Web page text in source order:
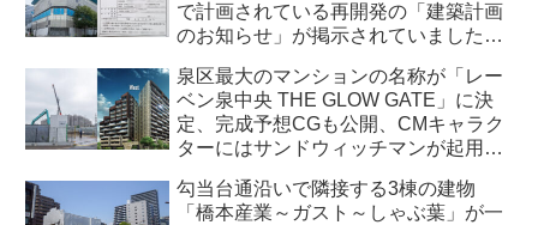
で計画されている再開発の「建築計画
のお知らせ」が掲示されていました・
泉区最大のマンションの名称が「レー
ベン泉中央 THE GLOW GATE」に決
定、完成予想CGも公開、CMキャラク
ターにはサンドウィッチマンが起用さ
勾当台通沿いで隣接する3棟の建物
「橋本産業～ガスト～しゃぶ葉」が一